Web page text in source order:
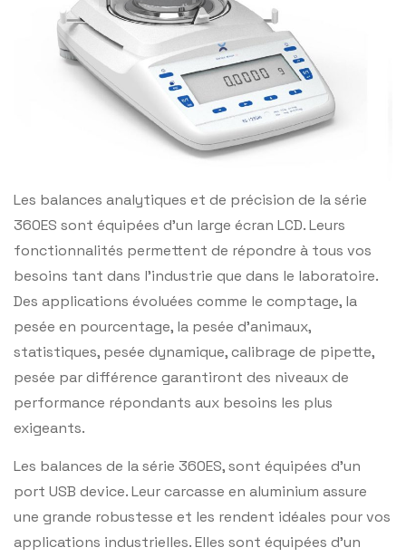
Les balances analytiques et de précision de la série
360ES sont équipées d’un large écran LCD. Leurs
fonctionnalités permettent de répondre à tous vos
besoins tant dans l’industrie que dans le laboratoire.
Des applications évoluées comme le comptage, la
pesée en pourcentage, la pesée d’animaux,
statistiques, pesée dynamique, calibrage de pipette,
pesée par différence garantiront des niveaux de
performance répondants aux besoins les plus
exigeants.
Les balances de la série 360ES, sont équipées d’un
port USB device. Leur carcasse en aluminium assure
une grande robustesse et les rendent idéales pour vos
applications industrielles. Elles sont équipées d’un